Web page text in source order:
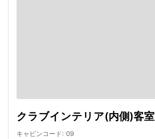
クラブインテリア(内側)客室
キャビンコード: 09